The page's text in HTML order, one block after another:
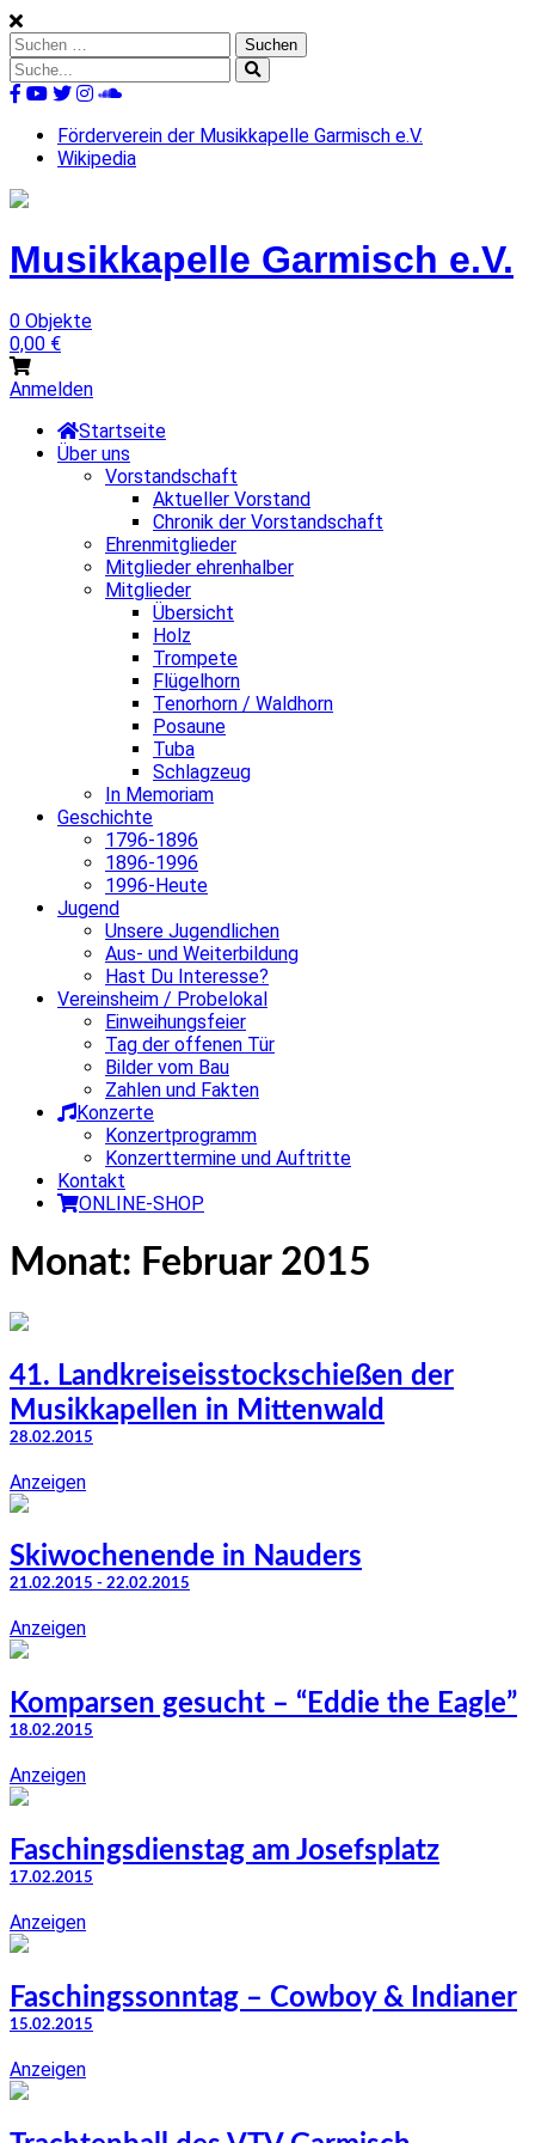
Skip
to
content
Suchen
nach:
Suche
nach:
Förderverein der Musikkapelle Garmisch e.V.
Wikipedia
Musikkapelle Garmisch e.V.
0 Objekte
0,00 €
Anmelden
Startseite
Über uns
Vorstandschaft
Aktueller Vorstand
Chronik der Vorstandschaft
Ehrenmitglieder
Mitglieder ehrenhalber
Mitglieder
Übersicht
Holz
Trompete
Flügelhorn
Tenorhorn / Waldhorn
Posaune
Tuba
Schlagzeug
In Memoriam
Geschichte
1796-1896
1896-1996
1996-Heute
Jugend
Unsere Jugendlichen
Aus- und Weiterbildung
Hast Du Interesse?
Vereinsheim / Probelokal
Einweihungsfeier
Tag der offenen Tür
Bilder vom Bau
Zahlen und Fakten
Konzerte
Konzertprogramm
Konzerttermine und Auftritte
Kontakt
ONLINE-SHOP
Monat: Februar 2015
41. Landkreiseisstockschießen der
Musikkapellen in Mittenwald
28.02.2015
Anzeigen
Skiwochenende in Nauders
21.02.2015 - 22.02.2015
Anzeigen
Komparsen gesucht – “Eddie the Eagle”
18.02.2015
Anzeigen
Faschingsdienstag am Josefsplatz
17.02.2015
Anzeigen
Faschingssonntag – Cowboy & Indianer
15.02.2015
Anzeigen